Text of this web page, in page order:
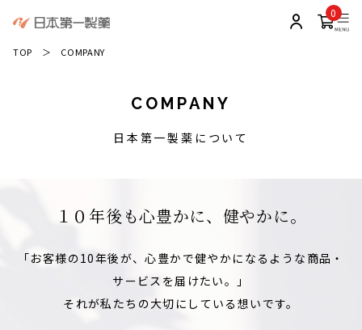
0
TOP ＞ COMPANY
COMPANY
日本第一製薬について
１０年後も心豊かに、健やかに。
「お客様の10年後が、心豊かで健やかになるような商品・
サービスを届けたい。」
それが私たちの大切にしている想いです。